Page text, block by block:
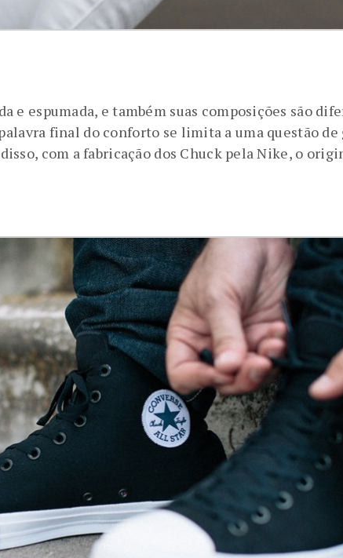
e espumada, e também suas composições são
final do conforto se limita a uma questão de
com a fabricação dos Chuck pela Nike, o